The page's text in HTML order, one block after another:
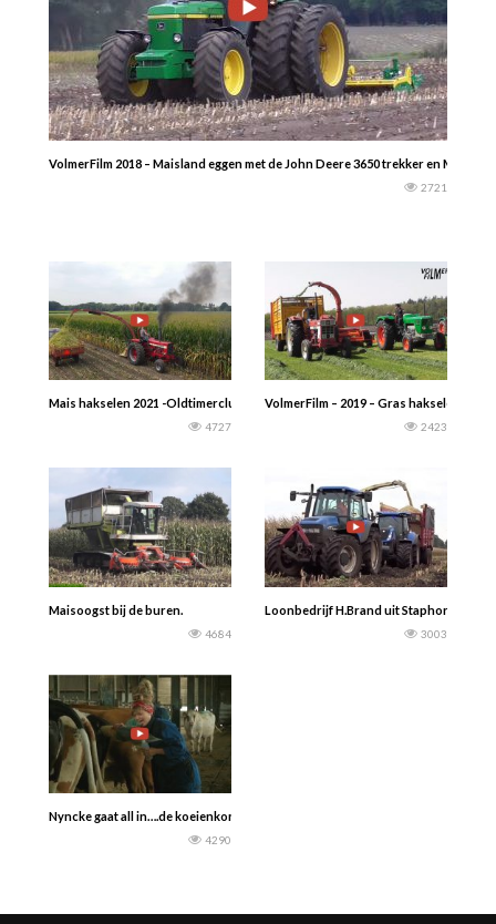
VolmerFilm 2018 – Maisland eggen met de John Deere 3650 trekker en
2721
Mais hakselen 2021 -Oldtimerclub Manege Overbos uit Prinsenbeek o.a John
4727
VolmerFilm – 2019 – Gras hakselen in
2423
Maisoogst bij de buren.
4684
Loonbedrijf H.Brand uit Staphorst mais
3003
Nyncke gaat all in….de koeienkont | Afl. 2 NYNCKE ZEGT HO(O)I | Boerinnen
4290